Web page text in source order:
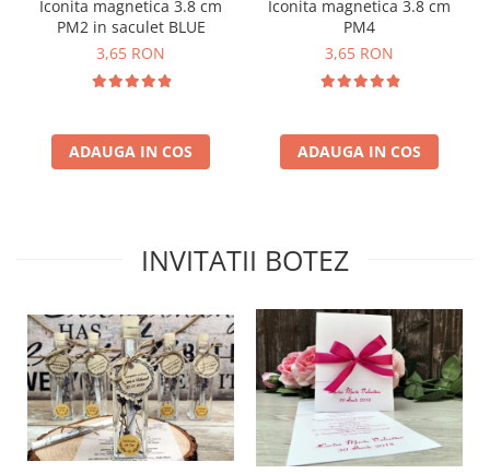
Iconita magnetica 3.8 cm
PM2 in saculet BLUE
3,65 RON
ADAUGA IN COS
Iconita magnetica 3.8 cm
PM4
3,65 RON
ADAUGA IN COS
INVITATII BOTEZ